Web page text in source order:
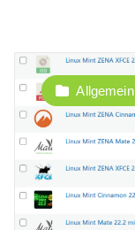
Allgemein